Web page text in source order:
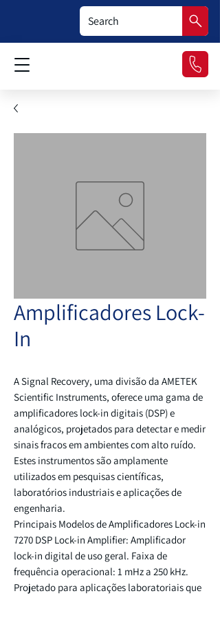
Amplificadores Lock-
In
A Signal Recovery, uma divisão da AMETEK
Scientific Instruments, oferece uma gama de
amplificadores lock-in digitais (DSP) e
analógicos, projetados para detectar e medir
sinais fracos em ambientes com alto ruído.
Estes instrumentos são amplamente
utilizados em pesquisas científicas,
laboratórios industriais e aplicações de
engenharia.
Principais Modelos de Amplificadores Lock-in
7270 DSP Lock-in Amplifier: Amplificador
lock-in digital de uso geral. Faixa de
frequência operacional: 1 mHz a 250 kHz.
Projetado para aplicações laboratoriais que